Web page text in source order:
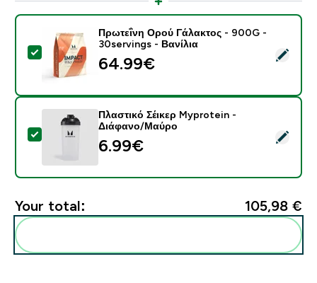
Select this product - Πρωτεΐνη Ορού Γάλακτος -
Πρωτεΐνη Ορού Γάλακτος - 900G -
30servings - Βανίλια
64.99€‎
Select this product - Πλαστικό Σέικερ Myprotein -
Πλαστικό Σέικερ Myprotein -
Διάφανο/Μαύρο
6.99€‎
Your total: 105,98 €‎